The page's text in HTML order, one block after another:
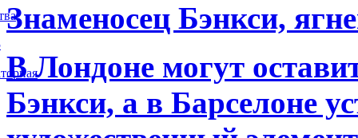
Знаменосец Бэнкси,
В Лондоне могут
Бэнкси, а в Барселоне